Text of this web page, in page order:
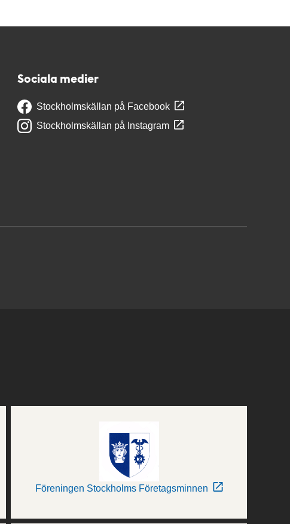
Sociala medier
Stockholmskällan på Facebook
Stockholmskällan på Instagram
Föreningen Stockholms Företagsminnen